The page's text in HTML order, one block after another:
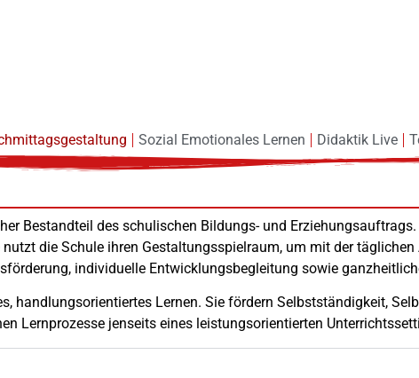
Sozial Emotionales Lernen Didaktik Live
Bestandteil des schulischen Bildungs- und
die Schule ihren Gestaltungsspielraum, um mit der täglichen
individuelle Entwicklungsbegleitung sowie
handlungsorientiertes Lernen. Sie fördern Selbstständigkeit,
Lernprozesse jenseits eines leistungsorientierten